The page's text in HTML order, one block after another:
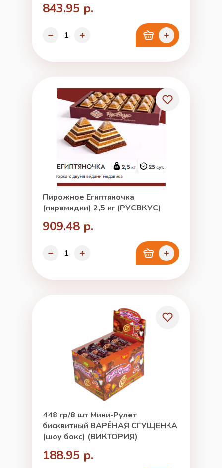
843.95 р.
Пирожное Египтяночка
(пирамидки) 2,5 кг (РУСВКУС)
909.48 р.
448 гр/8 шт Мини-Рулет
бисквитный ВАРЁНАЯ СГУЩЕНКА
(шоу бокс) (ВИКТОРИЯ)
188.95 р.